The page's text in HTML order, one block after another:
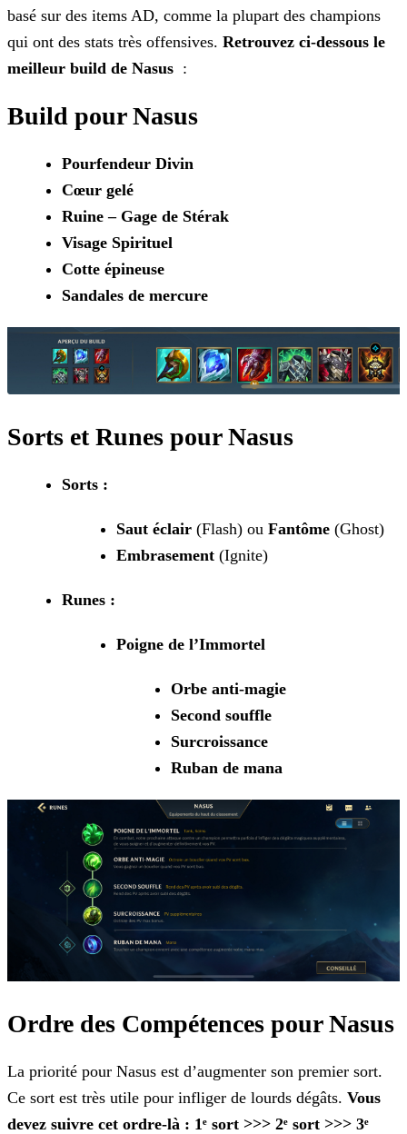
basé sur des items AD, comme la plupart des champions
qui ont des stats très offensives. Retrouvez ci-dessous le
meilleur build de Nasus :
Build pour Nasus
Pourfendeur Divin
Cœur gelé
Ruine – Gage de Stérak
Visage Spirituel
Cotte épineuse
Sandales de mercure
Sorts et Runes pour Nasus
Sorts :
Saut éclair (Flash) ou Fantôme (Ghost)
Embrasement (Ignite)
Runes :
Poigne de l’Immortel
Orbe anti-magie
Second souffle
Surcroissance
Ruban de mana
Ordre des Compétences pour Nasus
La priorité pour Nasus est d’augmenter son premier sort.
Ce sort est très utile pour infliger de lourds dégâts. Vous
devez suivre cet ordre-là : 1ᵉ sort >>> 2ᵉ sort >>> 3ᵉ